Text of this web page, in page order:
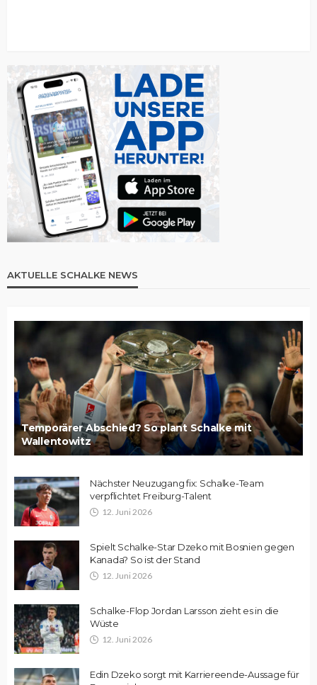
AKTUELLE SCHALKE NEWS
Temporärer Abschied? So plant Schalke mit
Wallentowitz
Nächster Neuzugang fix: Schalke-Team
verpflichtet Freiburg-Talent
12. Juni 2026
Spielt Schalke-Star Dzeko mit Bosnien gegen
Kanada? So ist der Stand
12. Juni 2026
Schalke-Flop Jordan Larsson zieht es in die
Wüste
12. Juni 2026
Edin Dzeko sorgt mit Karriereende-Aussage für